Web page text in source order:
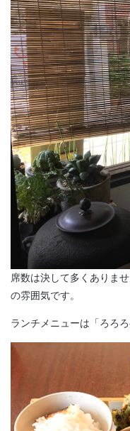
席数は決して多くありま
の雰囲気です。
ランチメニューは「ろろ